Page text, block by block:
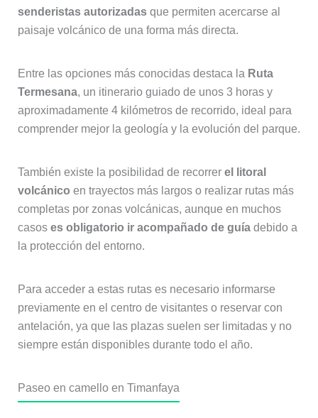
senderistas autorizadasque permiten acercarse al
paisaje volcánico de una forma más directa.
Entre las opciones más conocidas destaca la Ruta
Termesana, un itinerario guiado de unos 3 horas y
aproximadamente 4 kilómetros de recorrido, ideal para
comprender mejor la geología y la evolución del parque.
También existe la posibilidad de recorrer el litoral
volcánico en trayectos más largos o realizar rutas más
completas por zonas volcánicas, aunque en muchos
casos es obligatorio ir acompañado de guíadebido a
la protección del entorno.
Para acceder a estas rutas es necesario informarse
previamente en el centro de visitantes o reservar con
antelación, ya que las plazas suelen ser limitadas y no
siempre están disponibles durante todo el año.
Paseo en camello en Timanfaya